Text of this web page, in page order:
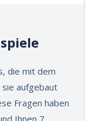
Das
die mit dem
sie aufgebaut
Fragen haben